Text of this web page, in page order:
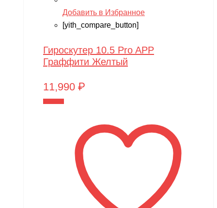
Добавить в Избранное
[yith_compare_button]
Гироскутер 10.5 Pro APP
Граффити Желтый
11,990 ₽